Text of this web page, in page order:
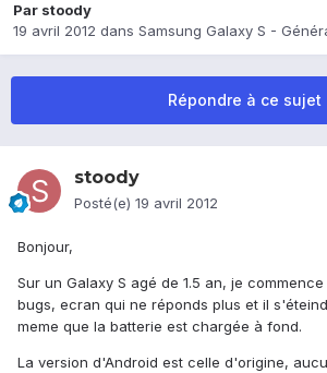
Par stoody
19 avril 2012 dans Samsung Galaxy S -
Répondre à ce sujet
stoody
Posté(e) 19 avril 2012
Bonjour,
Sur un Galaxy S agé de 1.5 an, je
bugs, ecran qui ne réponds plus et il
meme que la batterie est chargée à fond.
La version d'Android est celle d'origine,